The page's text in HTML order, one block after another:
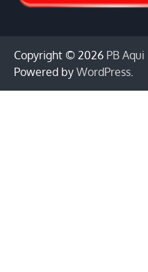
Copyright © 2026 PB Aqui
Powered by WordPress.